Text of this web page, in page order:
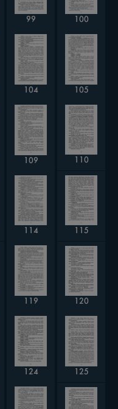
99 100
104 105
109 110
114 115
119 120
124 125